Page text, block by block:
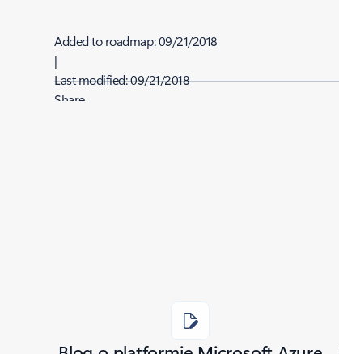
Added to roadmap:09/21/2018
|
Last modified:09/21/2018
Share